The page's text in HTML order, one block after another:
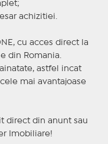
achizitiei.
cu acces direct la
din Romania.
astfel incat
mai avantajoase
direct din anunt sau
Imobiliare!